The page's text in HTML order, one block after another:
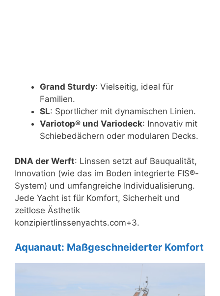
Grand Sturdy: Vielseitig, ideal für
Familien.
SL: Sportlicher mit dynamischen Linien.
Variotop® und Variodeck: Innovativ mit
Schiebedächern oder modularen Decks.
DNA der Werft: Linssen setzt auf Bauqualität,
Innovation (wie das im Boden integrierte FIS®-
System) und umfangreiche Individualisierung.
Jede Yacht ist für Komfort, Sicherheit und
zeitlose Ästhetik
konzipiertlinssenyachts.com+3.
Aquanaut: Maßgeschneiderter Komfort